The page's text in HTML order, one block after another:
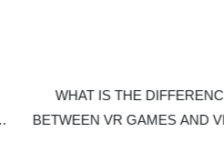
WHAT IS THE
BETWEEN VR GAMES AND